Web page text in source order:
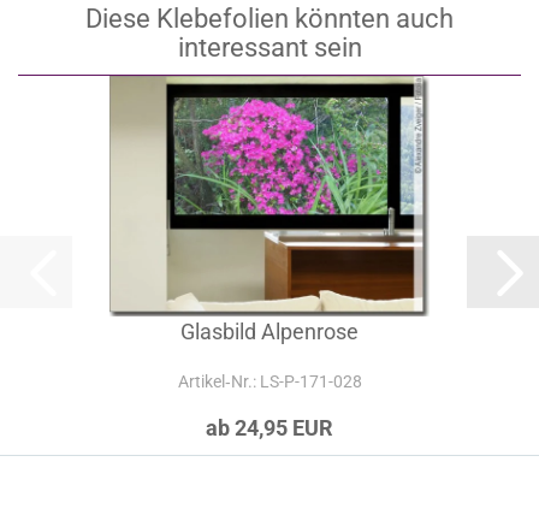
Diese Klebefolien könnten auch
interessant sein
Glasbild Alpenrose
Artikel‑Nr.: LS-P-171-028
ab 24,95 EUR